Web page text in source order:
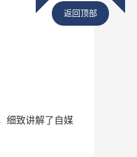
细致讲解了自媒
返回顶部